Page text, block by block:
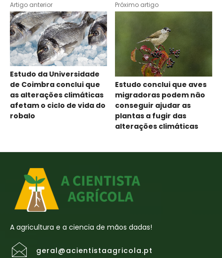
Artigo anterior
Estudo da Universidade
de Coimbra conclui que
as alterações climáticas
afetam o ciclo de vida do
robalo
Próximo artigo
Estudo conclui que aves
migradoras podem não
conseguir ajudar as
plantas a fugir das
alterações climáticas
A agricultura e a ciencia de mãos dadas!
geral@acientistaagricola.pt